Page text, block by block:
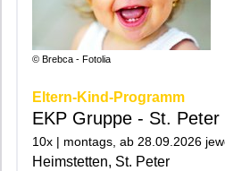
© Brebca - Fotolia
Eltern-Kind-Programm
EKP Gruppe - St.
10x | montags, ab 28.09.2026
Heimstetten, St. Peter